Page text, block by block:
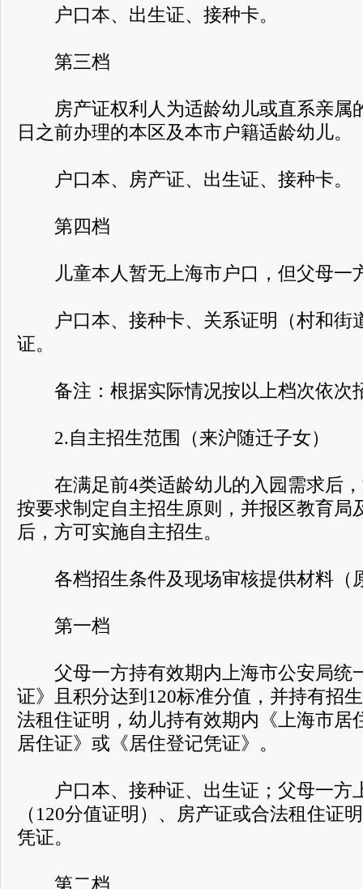
户口本、出生证、接种卡。
第三档
房产证权利人为适龄幼儿或直系亲属
日之前办理的本区及本市户籍适龄幼儿。
户口本、房产证、出生证、接种卡。
第四档
儿童本人暂无上海市户口，但父母一
户口本、接种卡、关系证明（村和街
证。
备注：根据实际情况按以上档次依次
2.自主招生范围（来沪随迁子女）
在满足前4类适龄幼儿的入园需求后，
按要求制定自主招生原则，并报区教育局
后，方可实施自主招生。
各档招生条件及现场审核提供材料（
第一档
父母一方持有效期内上海市公安局统
证》且积分达到120标准分值，并持有招
法租住证明，幼儿持有效期内《上海市居
居住证》或《居住登记凭证》。
户口本、接种证、出生证；父母一方
（120分值证明）、房产证或合法租住证
凭证。
第二档